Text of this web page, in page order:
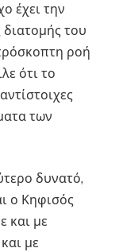
έχει την
του
ροή
ότι το
των
δυνατό,
ο Κηφισός
και με
με